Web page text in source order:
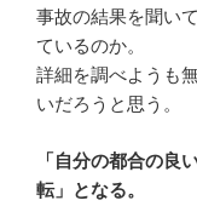
事故の結果を聞い
ているのか。
詳細を調べようも
いだろうと思う。
「自分の都合の良
転」となる。